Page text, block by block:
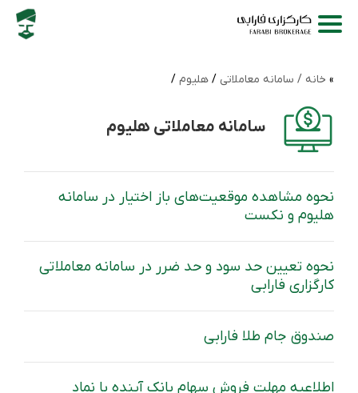
خانه / سامانه‌ معاملاتی / هلیوم /
سامانه‌ معاملاتی هلیوم
نحوه‌ مشاهده‌ موقعیت‌های باز اختیار در سامانه
هلیوم و نکست
نحوه تعیین حد سود و حد ضرر در سامانه معاملاتی
کارگزاری فارابی
صندوق جام طلا فارابی
اطلاعیه مهلت فروش سهام بانک آینده با نماد